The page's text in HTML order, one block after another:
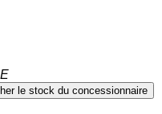
le stock du concessionnaire